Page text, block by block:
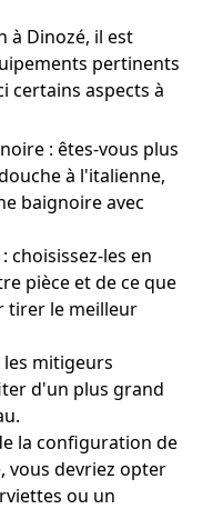
à Dinozé, il est
pertinents
certains aspects à
: êtes-vous plus
à l'italienne,
baignoire avec
choisissez-les en
pièce et de ce que
tirer le meilleur
mitigeurs
d'un plus grand
la configuration de
vous devriez opter
ou un